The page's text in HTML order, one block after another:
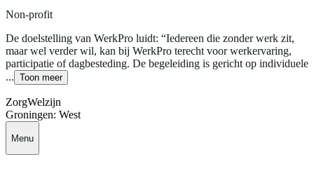
Non-profit
De doelstelling van WerkPro luidt: “Iedereen die zonder werk zit,
maar wel verder wil, kan bij WerkPro terecht voor werkervaring,
participatie of dagbesteding. De begeleiding is gericht op individuele
... Toon meer
ZorgWelzijn
Groningen: West
Menu